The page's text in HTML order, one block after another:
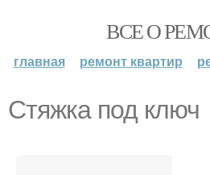
ВСЕ О
главная ремонт квартир
Стяжка под ключ